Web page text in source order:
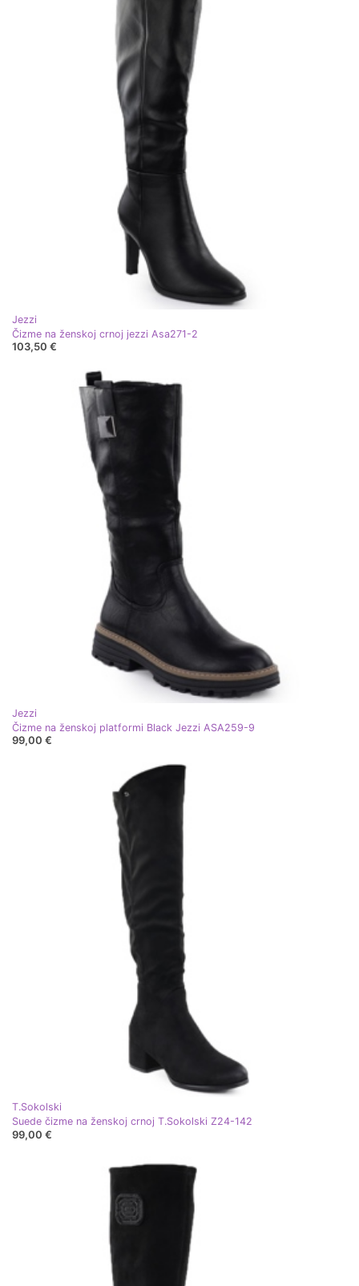
Jezzi
Čizme na ženskoj crnoj jezzi Asa271-2
103,50 €
Jezzi
Čizme na ženskoj platformi Black Jezzi ASA259-9
99,00 €
T.Sokolski
Suede čizme na ženskoj crnoj T.Sokolski Z24-142
99,00 €